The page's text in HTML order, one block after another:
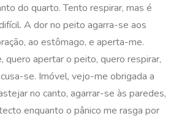
do quarto. Tento respirar, mas é
A dor no peito agarra-se aos
ao estômago, e aperta-me.
quero apertar o peito, quero respirar,
se. Imóvel, vejo-me obrigada a
no canto, agarrar-se às paredes,
enquanto o pânico me rasga por